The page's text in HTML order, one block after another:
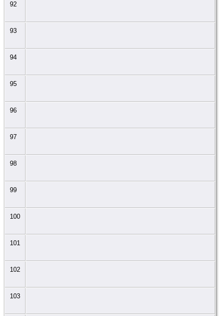
92
93
94
95
96
97
98
99
100
101
102
103